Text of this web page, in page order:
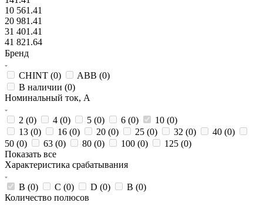
10 561.41
20 981.41
31 401.41
41 821.64
Бренд
CHINT (0) ABB (0)
В наличии (0)
Номинальный ток, А
2 (0) 4 (0) 5 (0) 6 (0) 10 (0)
13 (0) 16 (0) 20 (0) 25 (0) 32 (0) 40 (0)
50 (0) 63 (0) 80 (0) 100 (0) 125 (0)
Показать все
Характеристика срабатывания
B (0) C (0) D (0) В (0)
Количество полюсов